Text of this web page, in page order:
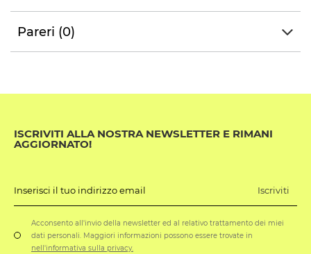
Pareri (0)
ISCRIVITI ALLA NOSTRA NEWSLETTER E RIMANI
AGGIORNATO!
Inserisci il tuo indirizzo email Iscriviti
Acconsento all'invio della newsletter ed al relativo trattamento dei miei
dati personali. Maggiori informazioni possono essere trovate in
nell'informativa sulla privacy.